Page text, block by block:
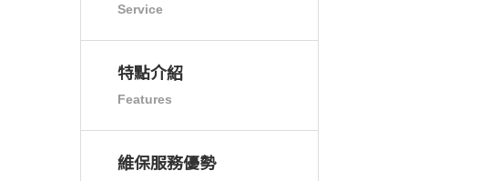
Service
特點介紹
Features
維保服務優勢